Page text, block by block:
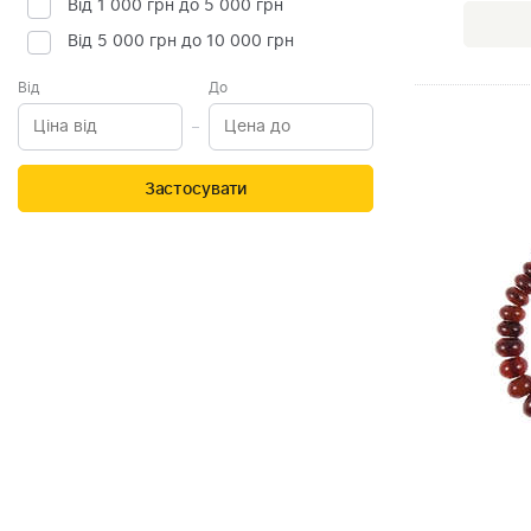
Від 1 000 грн до 5 000 грн
Від 5 000 грн до 10 000 грн
Від До
Застосувати